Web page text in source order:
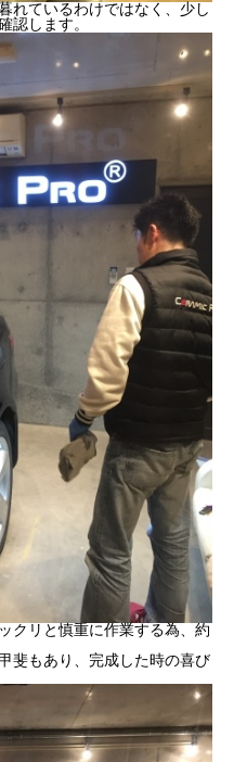
れているわけではなく、少し
認します。
クリと慎重に作業する為、約
斐もあり、完成した時の喜び
カーセンサー